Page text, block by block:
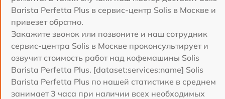
Barista Perfetta Plus в сервис-центр Solis в Москве и
привезет обратно.
Закажите звонок или позвоните и наш сотрудник
сервис-центра Solis в Москве проконсультирует и
озвучит стоимость работ над кофемашины Solis
Barista Perfetta Plus. [dataset:services:name] Solis
Barista Perfetta Plus по нашей статистике в среднем
занимает 3 часа при наличии всех необходимых